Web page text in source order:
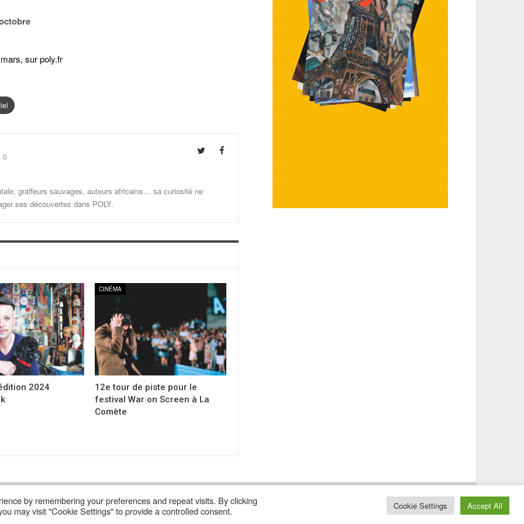
sur poly.fr
0
graffeurs sauvages, auteurs africains… sa curiosité ne
ses découvertes dans POLY.
2024
CINÉMA
12e tour de piste pour le
festival War on Screen à La
Comète
Les Anciens N° S’abonner À Poly Qui Sommes-Nous ? © 2025 – Magazine Poly – BKN
by remembering your preferences and repeat visits. By clicking
may visit "Cookie Settings" to provide a controlled consent.
Cookie Settings Accept All